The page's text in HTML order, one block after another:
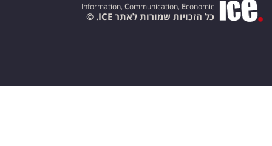
Information, Communication, Economic
כל הזכויות שמורות לאתר ICE. ©